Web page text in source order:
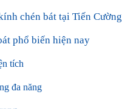
chén bát tại Tiến Cường
phổ biến hiện nay
tích
đa năng